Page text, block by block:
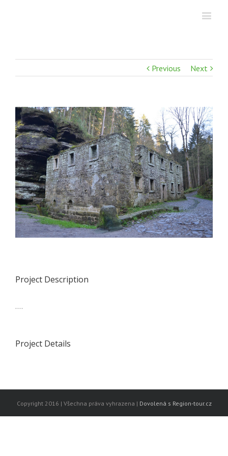
Previous Next
Project Description
….
Project Details
Copyright 2016 | Všechna práva vyhrazena | Dovolená s Region-tour.cz